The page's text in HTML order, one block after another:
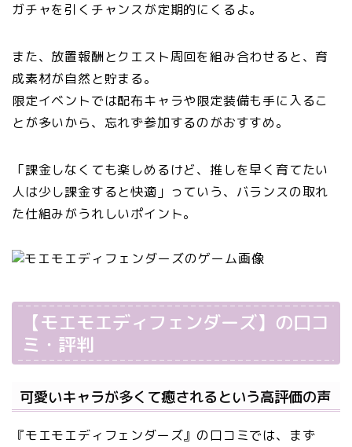
ガチャを引くチャンスが定期的にくるよ。
また、放置報酬とクエスト周回を組み合わせると、育
成素材が自然と貯まる。
限定イベントでは配布キャラや限定装備も手に入るこ
とが多いから、忘れず参加するのがおすすめ。
「課金しなくても楽しめるけど、推しを早く育てたい
人は少し課金すると快適」っていう、バランスの取れ
た仕組みがうれしいポイント。
【モエモエディフェンダーズ】の口コ
ミ・評判
可愛いキャラが多くて癒されるという高評価の声
『モエモエディフェンダーズ』の口コミでは、まず